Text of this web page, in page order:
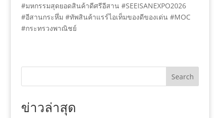
#มหกรรมสุดยอดสินค้าดีศรีอีสาน #SEEISANEXPO2026
#อีสานกระหึ่ม #ทัพสินค้าแรร์ไอเท็มของดีของเด่น #MOC
#กระทรวงพาณิชย์
Search
ข่าวล่าสุด